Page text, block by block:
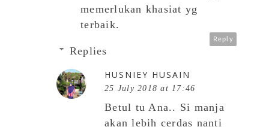
memerlukan khasiat yg
terbaik.
Reply
Replies
HUSNIEY HUSAIN
25 July 2018 at 17:46
Betul tu Ana.. Si manja
akan lebih cerdas nanti